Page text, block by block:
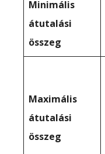
Minimális
átutalási
összeg
Maximális
átutalási
összeg